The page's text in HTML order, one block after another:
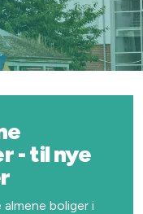
- til nye
boliger i